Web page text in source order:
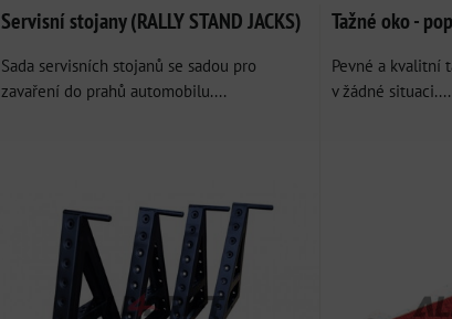
Servisní stojany (RALLY STAND JACKS)
Sada servisních stojanů se sadou pro
zavaření do prahů automobilu....
Tažné oko -
Pevné a kvalitní
v žádné situaci....